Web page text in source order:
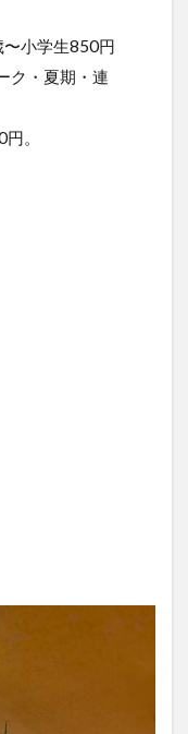
小学生850円
ク・夏期・連
。